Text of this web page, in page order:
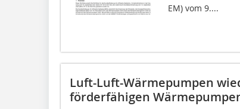
EM) vom 9....
Luft-Luft-Wärmepumpen
förderfähigen